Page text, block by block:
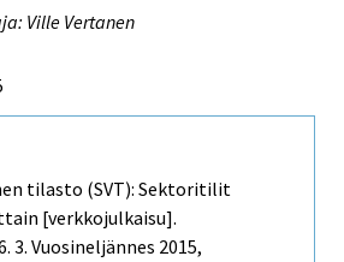
Ville Vertanen
tilasto (SVT): Sektoritilit
[verkkojulkaisu].
3. Vuosineljännes 2015,